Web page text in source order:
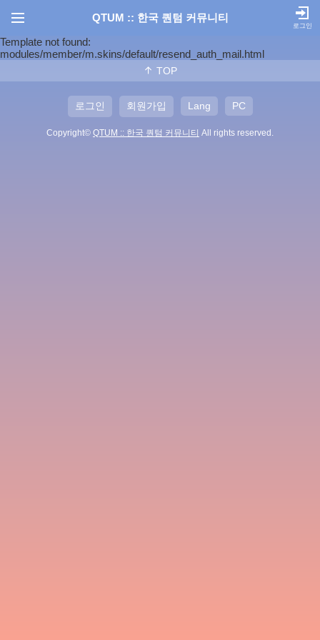
QTUM :: 한국 퀀텀 커뮤니티
로그인
Template not found:
modules/member/m.skins/default/resend_auth_mail.html
TOP
로그인 회원가입 Lang PC
Copyright© QTUM :: 한국 퀀텀 커뮤니티 All rights reserved.